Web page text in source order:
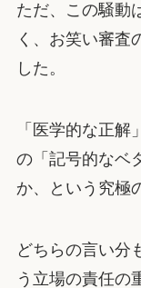
ただ、この騒動
く、お笑い審査
した。
「医学的な正
の「記号的なベ
か、という究極
どちらの言い分
う立場の責任の